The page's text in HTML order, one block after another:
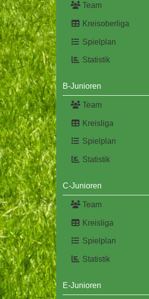
Team
Kreisoberliga
Spielplan
Statistik
B-Junioren
Team
Kreisliga
Spielplan
Statistik
C-Junioren
Team
Kreisliga
Spielplan
Statistik
E-Junioren